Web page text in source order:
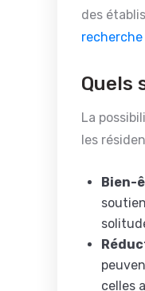
des
recherche
Quels
La
les
Bien-
celles